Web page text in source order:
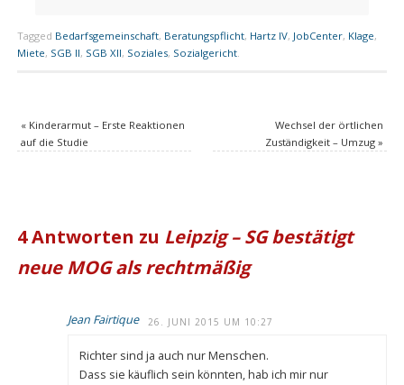
Tagged Bedarfsgemeinschaft, Beratungspflicht, Hartz IV, JobCenter, Klage,
Miete, SGB II, SGB XII, Soziales, Sozialgericht.
«Kinderarmut – Erste Reaktionen
auf die Studie
Wechsel der örtlichen
Zuständigkeit – Umzug»
4 Antworten zu Leipzig – SG bestätigt
neue MOG als rechtmäßig
Jean Fairtique 26. JUNI 2015 UM 10:27
Richter sind ja auch nur Menschen.
Dass sie käuflich sein könnten, hab ich mir nur